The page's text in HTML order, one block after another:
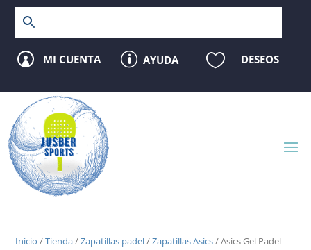
 MI CUENTA p AYUDA  DESEOS
Inicio /Tienda/Zapatillas padel/Zapatillas Asics/ Asics Gel Padel